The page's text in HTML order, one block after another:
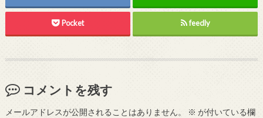
Pocket feedly
コメントを残す
メールアドレスが公開されることはありません。 ※ が付いている欄